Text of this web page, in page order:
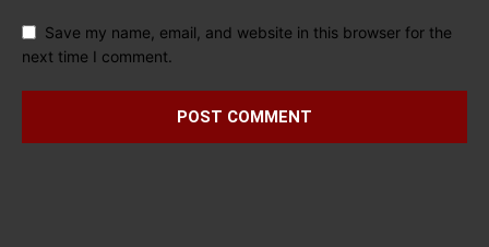
Save my name, email, and website in this browser for the
next time I comment.